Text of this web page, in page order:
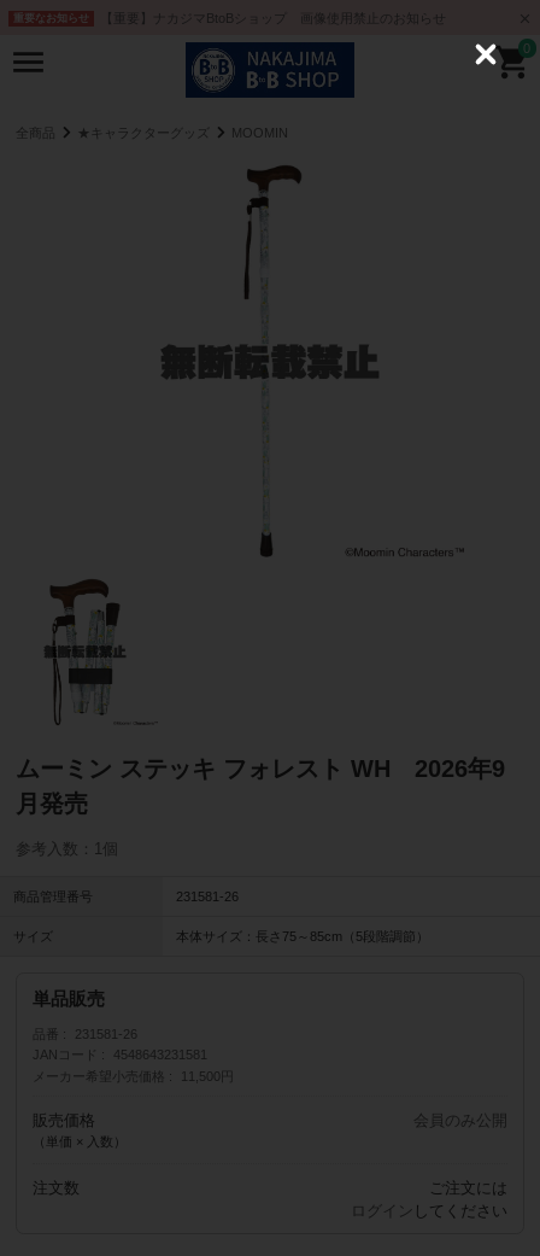
重要なお知らせ 【重要】ナカジマBtoBショップ 画像使用禁止のお知らせ
0
全商品 ★キャラクターグッズ MOOMIN
ムーミン ステッキ フォレスト WH 2026年9
月発売
参考入数：1個
商品管理番号 231581-26
サイズ 本体サイズ：長さ75～85cm（5段階調節）
単品販売
品番
231581-26
JANコード
4548643231581
メーカー希望小売価格
11,500円
販売価格
（単価 × 入数）
会員のみ公開
注文数
ご注文には
ログイン してください
C